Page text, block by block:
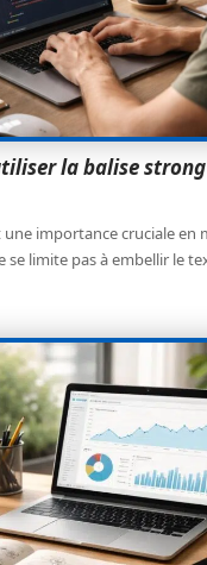
la balise
importance cruciale en
se limite pas à embellir le